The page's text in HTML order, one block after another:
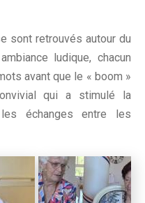
sont retrouvés autour du
ludique, chacun
avant que le « boom »
qui a stimulé la
échanges entre les